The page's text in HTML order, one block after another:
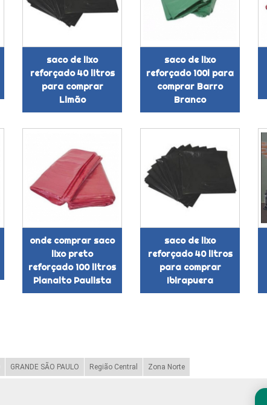
saco de lixo
reforçado 40 litros
para comprar
Limão
saco de lixo
reforçado 100l para
comprar Barro
Branco
onde comprar saco
lixo preto
reforçado 100 litros
Planalto Paulista
saco de lixo
reforçado 40 litros
para comprar
Ibirapuera
GRANDE SÃO PAULO Região Central Zona Norte